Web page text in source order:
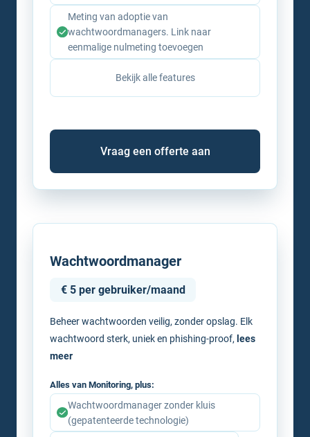
Meting van adoptie van
wachtwoordmanagers. Link naar
eenmalige nulmeting toevoegen
Bekijk alle features
Vraag een offerte aan
Wachtwoordmanager
€ 5 per gebruiker/maand
Beheer wachtwoorden veilig, zonder opslag. Elk
wachtwoord sterk, uniek en phishing-proof, lees
meer
Alles van Monitoring, plus:
Wachtwoordmanager zonder kluis
(gepatenteerde technologie)